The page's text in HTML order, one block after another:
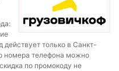
действует только в Санкт-
номера телефона можно
по промокоду не